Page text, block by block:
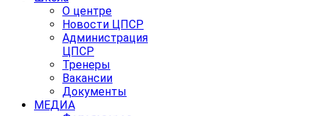
О центре
Новости ЦПСР
Администрация
ЦПСР
Тренеры
Вакансии
Документы
МЕДИА